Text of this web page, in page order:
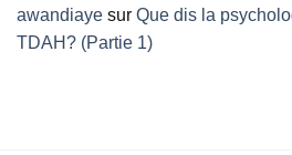
awandiaye sur Que dis la
TDAH? (Partie 1)